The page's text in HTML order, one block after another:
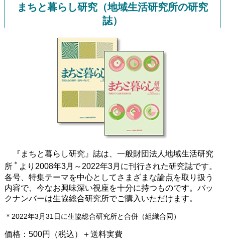
まちと暮らし研究（地域生活研究所の研究
誌）
『まちと暮らし研究』誌は、一般財団法人地域生活研究
所＊ より2008年3月～2022年3月に刊行された研究誌です。
各号、特集テーマを中心としてさまざまな論点を取り扱う
内容で、今なお興味深い視座を十分に持つものです。バッ
クナンバーは生協総合研究所でご購入いただけます。
＊2022年3月31日に生協総合研究所と合併（組織合同）
価格：500円（税込）＋送料実費